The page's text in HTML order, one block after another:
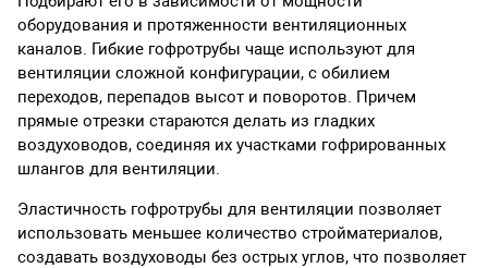
оборудования и протяженности вентиляционных
каналов. Гибкие гофротрубы чаще используют для
вентиляции сложной конфигурации, с обилием
переходов, перепадов высот и поворотов. Причем
прямые отрезки стараются делать из гладких
воздуховодов, соединяя их участками гофрированных
шлангов для вентиляции.
Эластичность гофротрубы для вентиляции позволяет
использовать меньшее количество стройматериалов,
создавать воздуховоды без острых углов, что позволяет